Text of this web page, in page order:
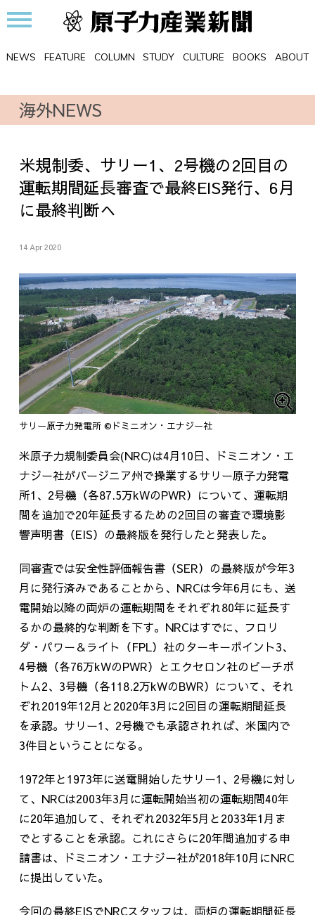
NEWS FEATURE COLUMN STUDY CULTURE BOOKS ABOUT
海外NEWS
米規制委、サリー1、2号機の2回目の
運転期間延長審査で最終EIS発行、6月
に最終判断へ
14 Apr 2020
サリー原子力発電所 ©ドミニオン・エナジー社
米原子力規制委員会(NRC)は4月10日、ドミニオン・エ
ナジー社がバージニア州で操業するサリー原子力発電
所1、2号機（各87.5万kWのPWR）について、運転期
間を追加で20年延長するための2回目の審査で環境影
響声明書（EIS）の最終版を発行したと発表した。
同審査では安全性評価報告書（SER）の最終版が今年3
月に発行済みであることから、NRCは今年6月にも、送
電開始以降の両炉の運転期間をそれぞれ80年に延長す
るかの最終的な判断を下す。NRCはすでに、フロリ
ダ・パワー＆ライト（FPL）社のターキーポイント3、
4号機（各76万kWのPWR）とエクセロン社のピーチボ
トム2、3号機（各118.2万kWのBWR）について、それ
ぞれ2019年12月と2020年3月に2回目の運転期間延長
を承認。サリー1、2号機でも承認されれば、米国内で
3件目ということになる。
1972年と1973年に送電開始したサリー1、2号機に対し
て、NRCは2003年3月に運転開始当初の運転期間40年
に20年追加して、それぞれ2032年5月と2033年1月ま
でとすることを承認。これにさらに20年間追加する申
請書は、ドミニオン・エナジー社が2018年10月にNRC
に提出していた。
今回の最終EISでNRCスタッフは、両炉の運転期間延長